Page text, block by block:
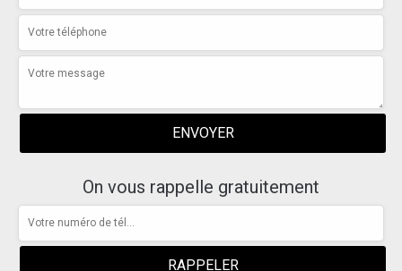
On vous rappelle gratuitement